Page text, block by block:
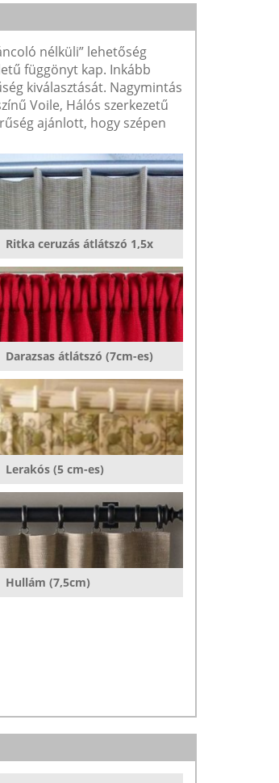
nélküli” lehetőség
függönyt kap. Inkább
kiválasztását. Nagymintás
Voile, Hálós szerkezetű
ajánlott, hogy szépen
Ritka ceruzás átlátszó 1,5x
Darazsas átlátszó (7cm-es)
Lerakós (5 cm-es)
Hullám (7,5cm)